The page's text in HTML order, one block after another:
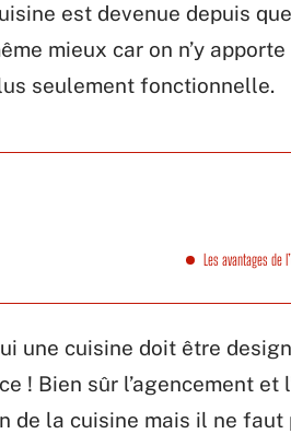
est devenue depuis
mieux car on n’y
seulement fonctionnelle.
Les avantages de
une cuisine doit être
! Bien sûr l’agencement et
de la cuisine mais il ne faut